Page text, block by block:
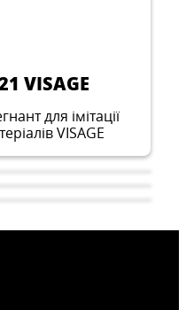
VISAGE
для імітації
VISAGE